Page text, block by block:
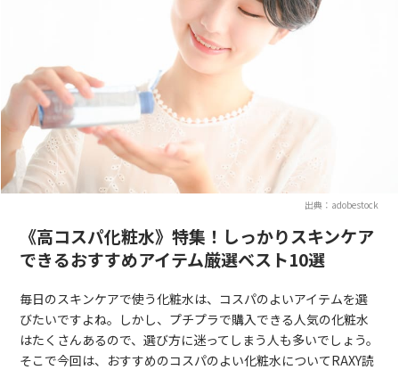
出典：adobestock
《高コスパ化粧水》特集！しっかりスキンケア
できるおすすめアイテム厳選ベスト10選
毎日のスキンケアで使う化粧水は、コスパのよいアイテムを選
びたいですよね。しかし、プチプラで購入できる人気の化粧水
はたくさんあるので、選び方に迷ってしまう人も多いでしょう。
そこで今回は、おすすめのコスパのよい化粧水についてRAXY読